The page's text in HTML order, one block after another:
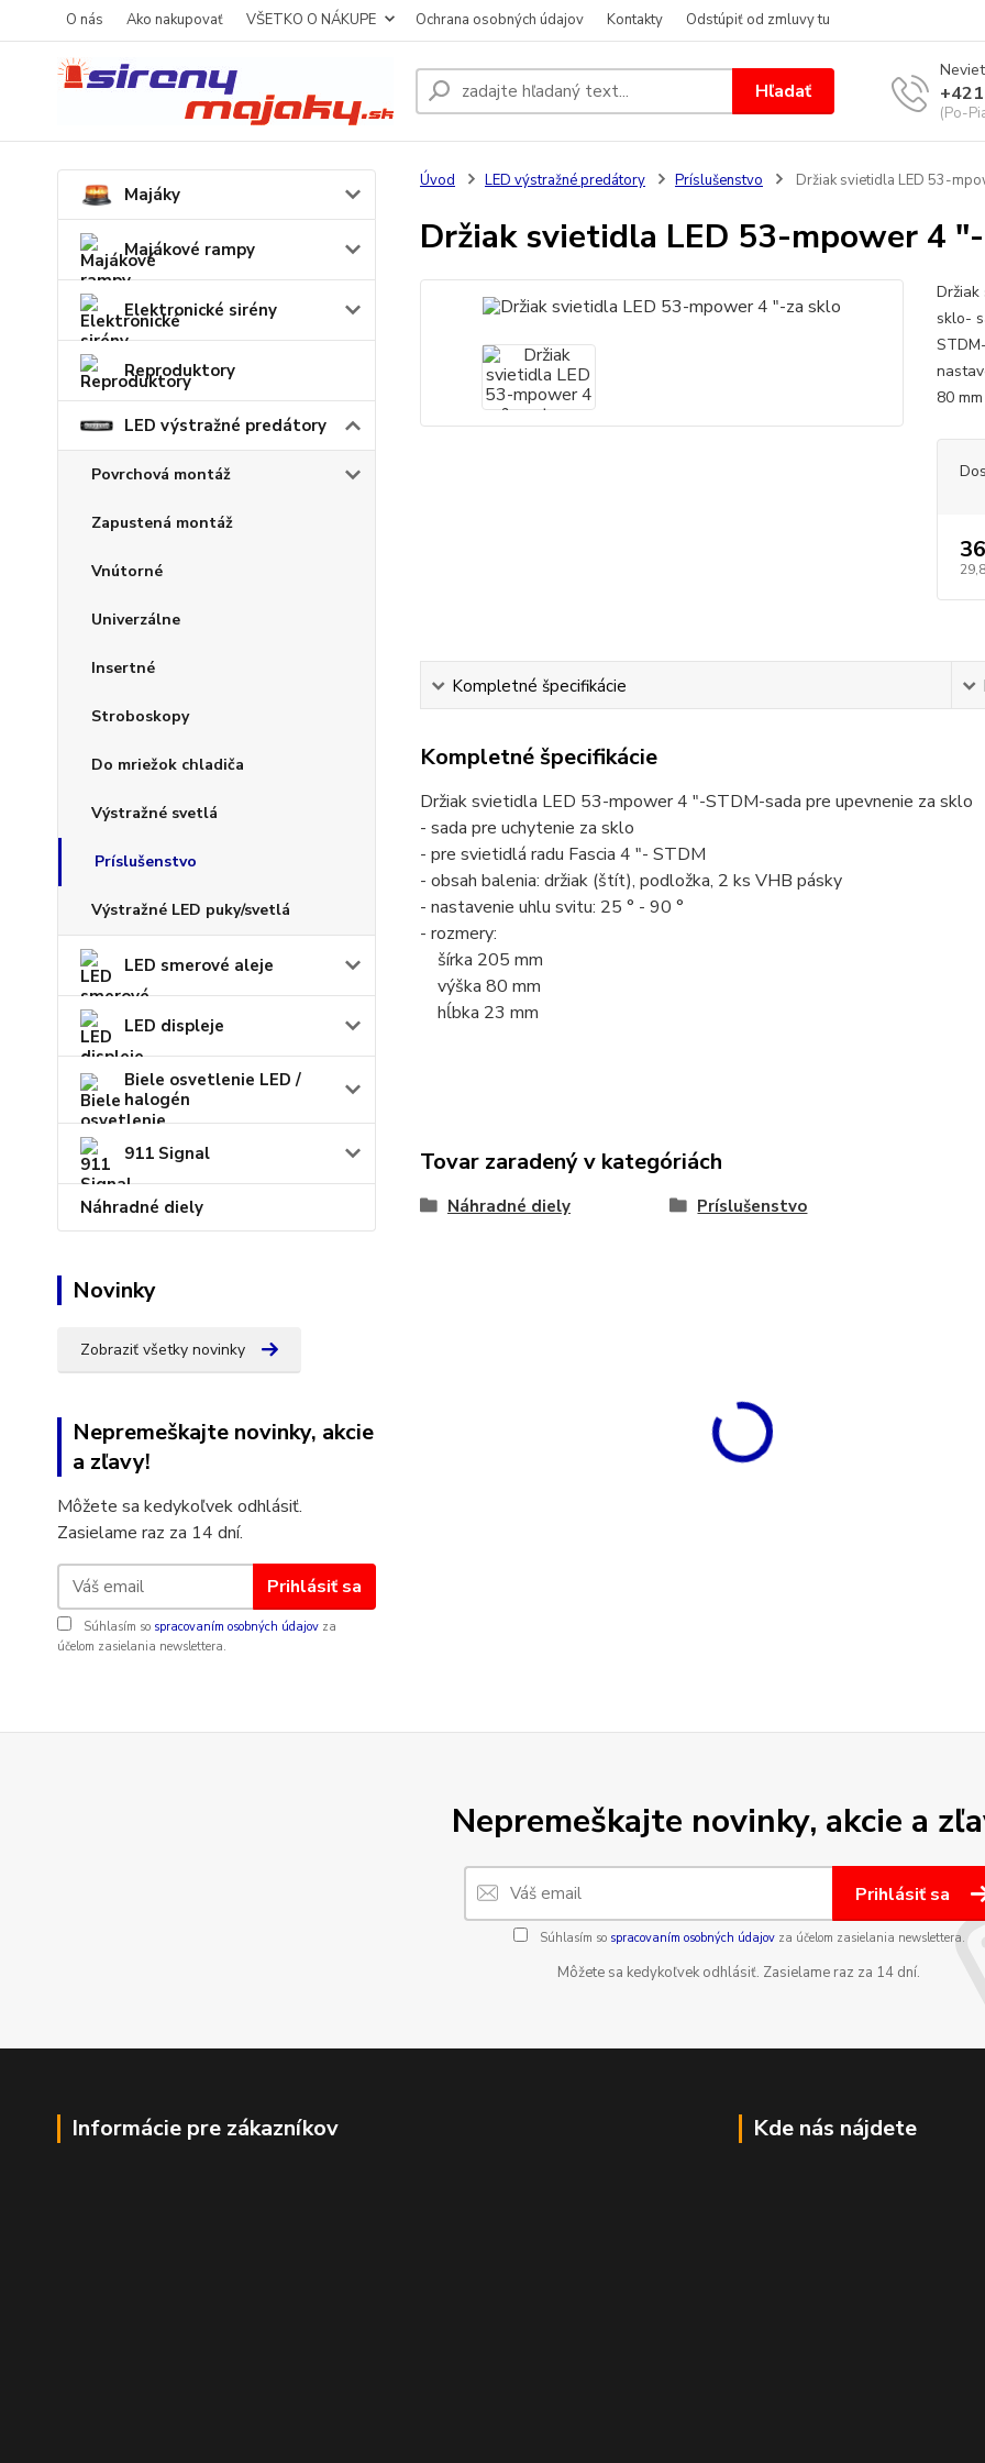
O nás Ako nakupovať VŠETKO O NÁKUPE Ochrana osobných údajov Kontakty Odstúpiť od zmluvy tu
Hľadať
(Po-
Majáky
Majákové rampy
Elektronické sirény
Reproduktory
LED výstražné predátory
Povrchová montáž
Zapustená montáž
Vnútorné
Univerzálne
Insertné
Stroboskopy
Do mriežok chladiča
Výstražné svetlá
Príslušenstvo
Výstražné LED puky/svetlá
LED smerové aleje
LED displeje
Biele osvetlenie LED /
halogén
911 Signal
Náhradné diely
Novinky
Zobraziť všetky novinky
Nepremeškajte novinky, akcie
a zľavy!
Môžete sa kedykoľvek odhlásiť.
Zasielame raz za 14 dní.
Prihlásiť sa
Súhlasím so spracovaním osobných údajov za
účelom zasielania newslettera.
Úvod LED výstražné predátory Príslušenstvo Držiak svietidla LED 53-
Držiak svietidla LED 53-mpower 4
sklo-
80
Kompletné špecifikácie
Kompletné špecifikácie
Držiak svietidla LED 53-mpower 4 "-STDM-sada pre upevnenie za sklo
- sada pre uchytenie za sklo
- pre svietidlá radu Fascia 4 "- STDM
- obsah balenia: držiak (štít), podložka, 2 ks VHB pásky
- nastavenie uhlu svitu: 25 ° - 90 °
- rozmery:
šírka 205 mm
výška 80 mm
hĺbka 23 mm
Tovar zaradený v kategóriách
Náhradné diely Príslušenstvo
Nepremeškajte novinky, akcie a
Prihlásiť sa
Súhlasím so spracovaním osobných údajovza účelom zasielania newslettera.
Môžete sa kedykoľvek odhlásiť. Zasielame raz za 14 dní.
Informácie pre zákazníkov Kde nás nájdete